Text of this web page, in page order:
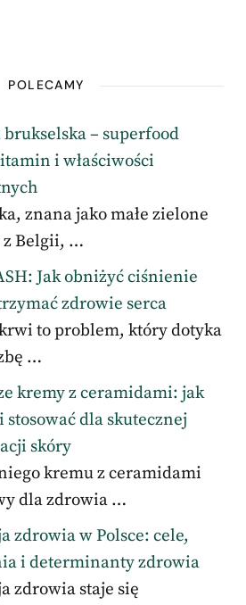
POLECAMY
brukselska – superfood
i właściwości
znana jako małe zielone
z Belgii, …
Jak obniżyć ciśnienie
zdrowie serca
to problem, który dotyka
…
kremy z ceramidami: jak
stosować dla skutecznej
skóry
kremu z ceramidami
dla zdrowia …
zdrowia w Polsce: cele,
i determinanty zdrowia
zdrowia staje się